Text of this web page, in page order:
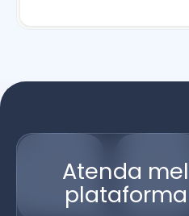
Atenda